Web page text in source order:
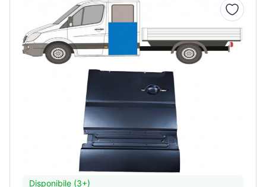
Disponibile (3+)